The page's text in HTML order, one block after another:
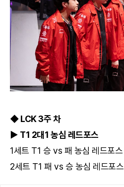
◆ LCK 3주 차
▶ T1 2대1 농심 레드포스
1세트 T1 승 vs 패 농심 레드포스
2세트 T1 패 vs 승 농심 레드포스